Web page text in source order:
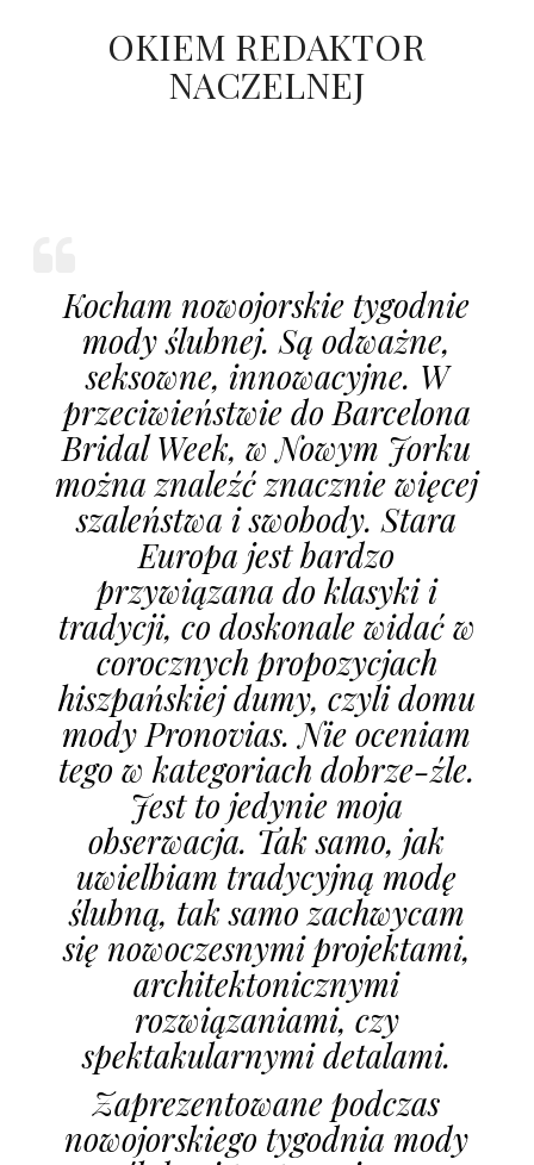
OKIEM REDAKTOR
NACZELNEJ
Kocham nowojorskie tygodnie
mody ślubnej. Są odważne,
seksowne, innowacyjne. W
przeciwieństwie do Barcelona
Bridal Week, w Nowym Jorku
można znaleźć znacznie więcej
szaleństwa i swobody. Stara
Europa jest bardzo
przywiązana do klasyki i
tradycji, co doskonale widać w
corocznych propozycjach
hiszpańskiej dumy, czyli domu
mody Pronovias. Nie oceniam
tego w kategoriach dobrze-źle.
Jest to jedynie moja
obserwacja. Tak samo, jak
uwielbiam tradycyjną modę
ślubną, tak samo zachwycam
się nowoczesnymi projektami,
architektonicznymi
rozwiązaniami, czy
spektakularnymi detalami.
Zaprezentowane podczas
nowojorskiego tygodnia mody